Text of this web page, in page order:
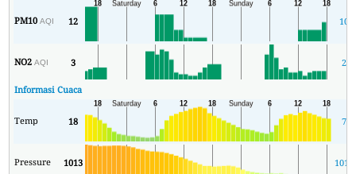
PM10AQI 12 10
NO2AQI 3 2
Informasi Cuaca
Temp 18 7
Pressure 1013 1013